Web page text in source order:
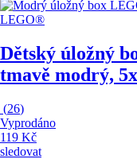
LEGO®
Dětský úložný
tmavě modrý,
(26)
Vyprodáno
119 Kč
sledovat